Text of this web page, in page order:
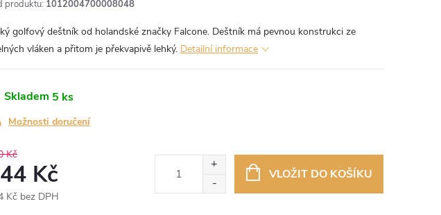
produktu: 1012004700008048
golfový deštník od holandské značky Falcone. Deštník má pevnou konstrukci ze
vláken a přitom je překvapivě lehký. Detailní informace
Skladem 5 ks
Možnosti doručení
Kč
Kč
Kč bez DPH
VLOŽIT DO KOŠÍKU